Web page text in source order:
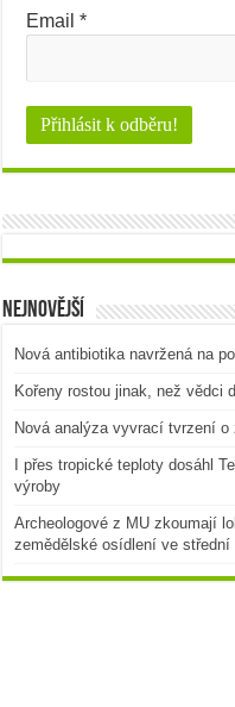
Email*
Nejnovější
Nová antibiotika navržená na
Kořeny rostou jinak, než vědci
Nová analýza vyvrací tvrzení
I přes tropické teploty dosáhl
výroby
Archeologové z MU zkoumají
zemědělské osídlení ve střední